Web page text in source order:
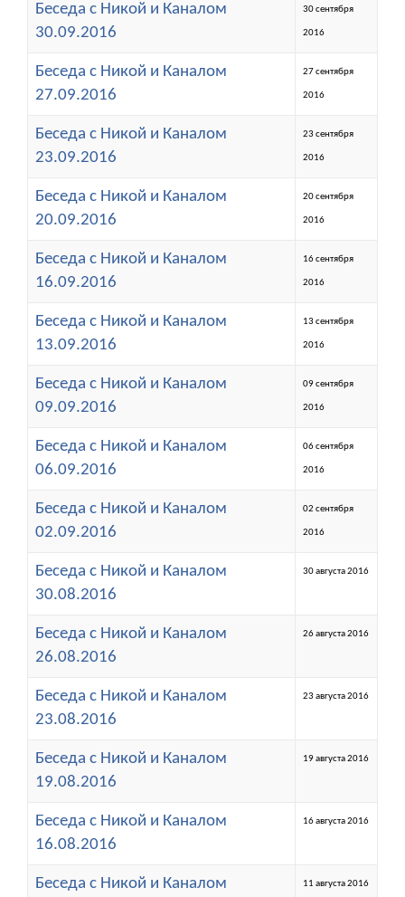
Беседа с Никой и Каналом
30.09.2016
30 сентября
2016
Беседа с Никой и Каналом
27.09.2016
27 сентября
2016
Беседа с Никой и Каналом
23.09.2016
23 сентября
2016
Беседа с Никой и Каналом
20.09.2016
20 сентября
2016
Беседа с Никой и Каналом
16.09.2016
16 сентября
2016
Беседа с Никой и Каналом
13.09.2016
13 сентября
2016
Беседа с Никой и Каналом
09.09.2016
09 сентября
2016
Беседа с Никой и Каналом
06.09.2016
06 сентября
2016
Беседа с Никой и Каналом
02.09.2016
02 сентября
2016
Беседа с Никой и Каналом
30.08.2016
30 августа 2016
Беседа с Никой и Каналом
26.08.2016
26 августа 2016
Беседа с Никой и Каналом
23.08.2016
23 августа 2016
Беседа с Никой и Каналом
19.08.2016
19 августа 2016
Беседа с Никой и Каналом
16.08.2016
16 августа 2016
Беседа с Никой и Каналом
11 августа 2016